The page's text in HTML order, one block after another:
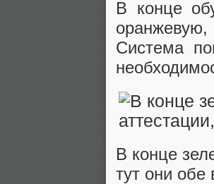
В конце
Система
В конце
тут они обе